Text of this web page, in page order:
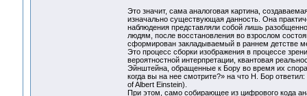
Это значит, сама аналоговая картина,
изначально существующая данность. Она
наблюдения представляли собой лишь
людям, после восстановления во взрослом
сформирован закладываемый в раннем детстве
Это процесс сборки изображения в процессе
вероятностной интерпретации, квантовая
Эйнштейна, обращенные к Бору во время их
когда вы на нее смотрите?» на что Н. Бор
of Albert Einstein).
При этом, само собирающее из цифрового кода